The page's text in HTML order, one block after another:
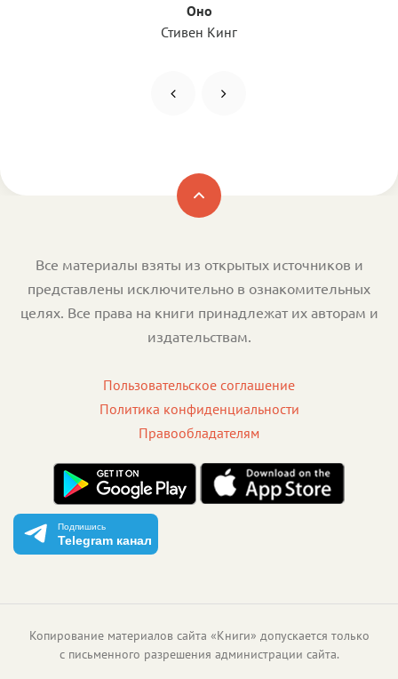
Оно
Стивен Кинг
Все материалы взяты из открытых источников и
представлены исключительно в ознакомительных
целях. Все права на книги принадлежат их авторам и
издательствам.
Пользовательское соглашение
Политика конфиденциальности
Правообладателям
Подпишись
Telegram канал
Копирование материалов сайта «Книги» допускается только
с письменного разрешения администрации сайта.